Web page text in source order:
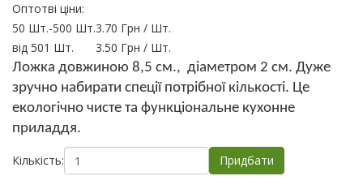
Оптотві ціни:
50 Шт.-500 Шт.3.70 Грн / Шт.
від 501 Шт.
3.50 Грн / Шт.
Ложка довжиною 8,5 см., діаметром 2 см. Дуже
зручно набирати спеції потрібної кількості. Це
екологічно чисте та функціональне кухонне
приладдя.
Кількість: